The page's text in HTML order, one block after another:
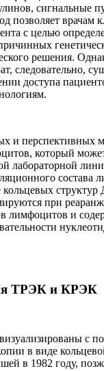
сигнальные
позволяет врачам
с целью
решения.
следовательно,
доступа
и перспективных
который
лабораторной
состава
кольцевых
при
лимфоцитов и
ТРЭК и КРЭК
с
в виде
в 1982 году,